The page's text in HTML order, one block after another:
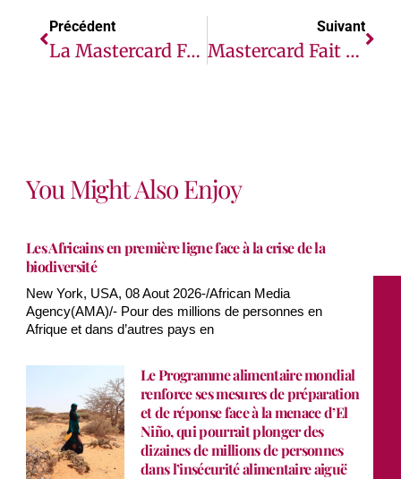
Précédent
La Mastercard Foundation Lance Un Programme Sur 10 Ans Visant À Permettre À 3 Millions De Jeunes Ougandais D’accéder À Un Emploi Décent
Suivant
Mastercard Fait Avancer L’industrie Des Systèmes De Paiement Vers Un Avenir Plus Durable
You Might Also Enjoy
Les Africains en première ligne face à la crise de la
biodiversité
New York, USA, 08 Aout 2026-/African Media
Agency(AMA)/- Pour des millions de personnes en
Afrique et dans d’autres pays en
Le Programme alimentaire mondial
renforce ses mesures de préparation
et de réponse face à la menace d’El
Niño, qui pourrait plonger des
dizaines de millions de personnes
dans l’insécurité alimentaire aiguë